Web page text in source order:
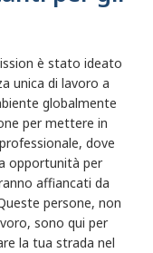
è stato ideato
unica di lavoro a
globalmente
per mettere in
dove
opportunità per
affiancati da
persone, non
sono qui per
la tua strada nel